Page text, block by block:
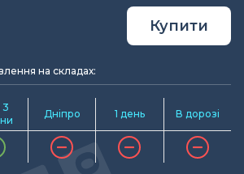
Купити
на складах:
3
Дніпро 1 день В дорозі